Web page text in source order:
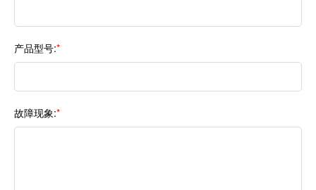
产品型号:*
故障现象:*